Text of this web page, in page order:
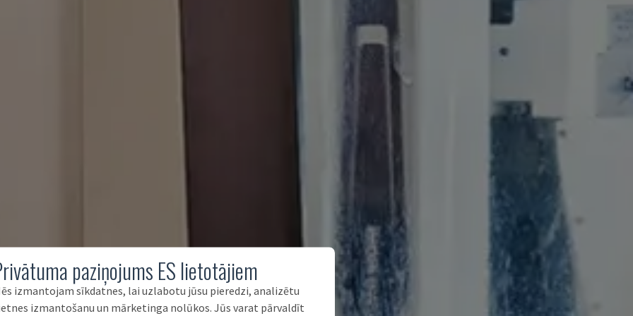
paziņojums ES lietotājiem
izmantojam sīkdatnes, lai uzlabotu jūsu pieredzi, analizētu
izmantošanu un mārketinga nolūkos. Jūs varat pārvaldīt